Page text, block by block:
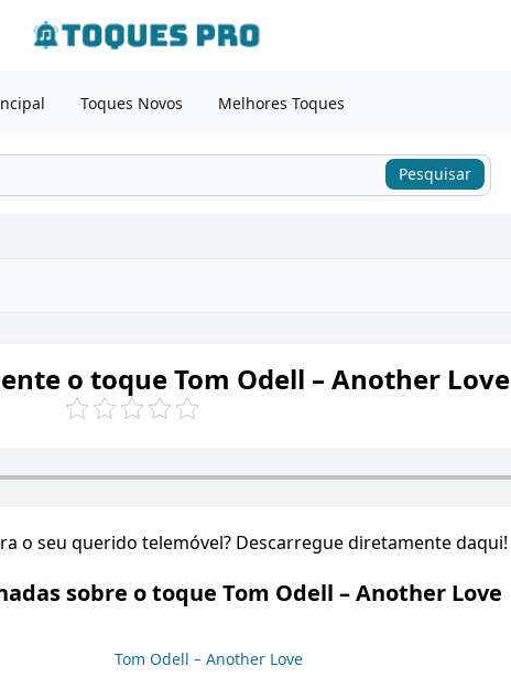
Toques Novos Melhores Toques
Pesquisar
o toque Tom Odell – Another Love
o seu querido telemóvel? Descarregue diretamente daqui!
sobre o toque Tom Odell – Another Love
Tom Odell – Another Love